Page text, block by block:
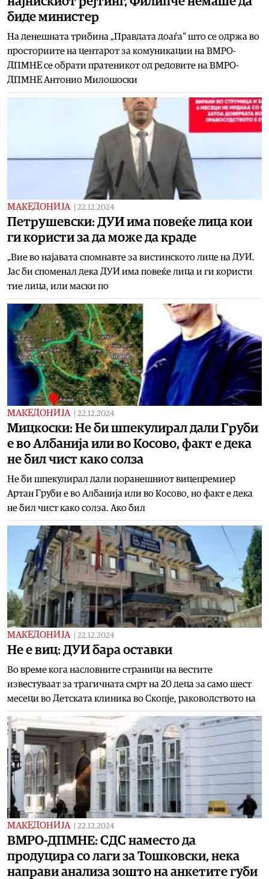
биде министер
На денешната трибина „Правдата доаѓа“ што се одржа во
просториите на центарот за комуникации на ВМРО-
ДПМНЕ се обрати пратеникот од редовите на ВМРО-
ДПМНЕ Антонио Милошоски
МАКЕДОНИЈА 22.12.2024
Петрушевски: ДУИ има повеќе лица кои
ги користи за да може да краде
„Вие во најавата спомнавте за вистинското лице на ДУИ.
Јас би споменал дека ДУИ има повеќе лица и ги користи
тие лица, или маски по
МАКЕДОНИЈА 22.12.2024
Мицкоски: Не би шпекулирал дали Груби
е во Албанија или во Косово, факт е дека
не бил чист како солза
Не би шпекулирал дали поранешниот вицепремиер
Артан Груби е во Албанија или во Косово, но факт е дека
не бил чист како солза. Ако бил
МАКЕДОНИЈА 22.12.2024
Не е виц: ДУИ бара оставки
Во време кога насловните страници на вестите
известуваат за трагичната смрт на 20 деца за само шест
месеци во Детската клиника во Скопје, раководството на
МАКЕДОНИЈА 22.12.2024
ВМРО-ДПМНЕ: СДС наместо да
продуцира со лаги за Тошковски, нека
направи анализа зошто на анкетите губи